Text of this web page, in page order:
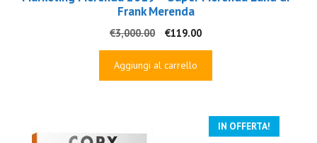
Frank Merenda
€3,000.00
Il
prezzo
originale
€119.00Il
prezzo
Aggiungi al carrello
IN OFFERTA!